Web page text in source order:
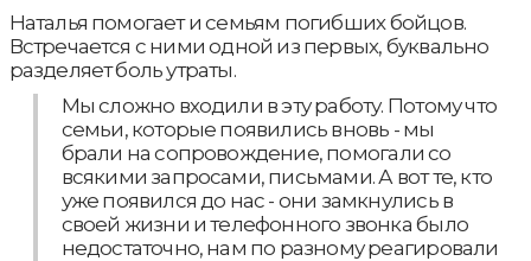
Наталья помогает и семьям погибших бойцов.
Встречается с ними одной из первых, буквально
разделяет боль утраты.
Мы сложно входили в эту работу. Потому что
семьи, которые появились вновь - мы
брали на сопровождение, помогали со
всякими запросами, письмами. А вот те, кто
уже появился до нас - они замкнулись в
своей жизни и телефонного звонка было
недостаточно, нам по разному реагировали